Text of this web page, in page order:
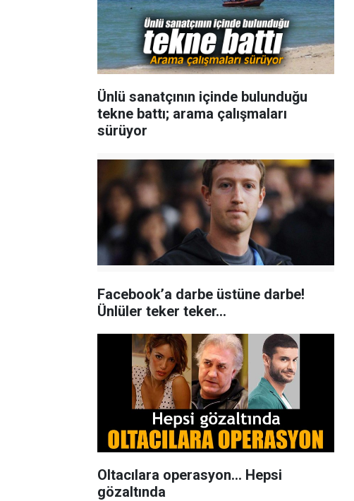
Ünlü sanatçının içinde bulunduğu
tekne battı; arama çalışmaları
sürüyor
Facebook’a darbe üstüne darbe!
Ünlüler teker teker...
Oltacılara operasyon... Hepsi
gözaltında